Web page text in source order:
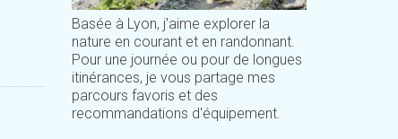
Basée à Lyon, j'aime explorer la
nature en courant et en randonnant.
Pour une journée ou pour de longues
itinérances, je vous partage mes
parcours favoris et des
recommandations d'équipement.